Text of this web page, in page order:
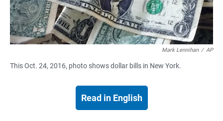
Mark Lennihan / AP
This Oct. 24, 2016, photo shows dollar bills in New York.
Read in English